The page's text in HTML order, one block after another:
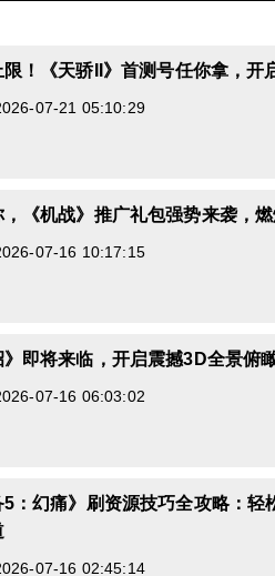
！《天骄II》首测号任你拿，开
07-21 05:10:29
《机战》推广礼包强势来袭，
07-16 10:17:15
》即将来临，开启震撼3D全景俯
07-16 06:03:02
5：幻痛》刷资源技巧全攻略：轻
07-16 02:45:14